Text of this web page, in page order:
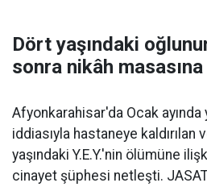
Dört yaşındaki
sonra nikâh
Afyonkarahisar'da Ocak
iddiasıyla hastaneye kaldırılan
yaşındaki Y.E.Y.'nin ölümüne
cinayet şüphesi netleşti.